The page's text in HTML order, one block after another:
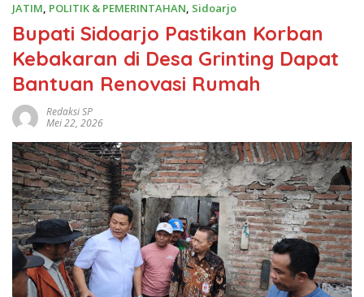
JATIM, POLITIK & PEMERINTAHAN, Sidoarjo
Bupati Sidoarjo Pastikan Korban
Kebakaran di Desa Grinting Dapat
Bantuan Renovasi Rumah
Redaksi SP
Mei 22, 2026